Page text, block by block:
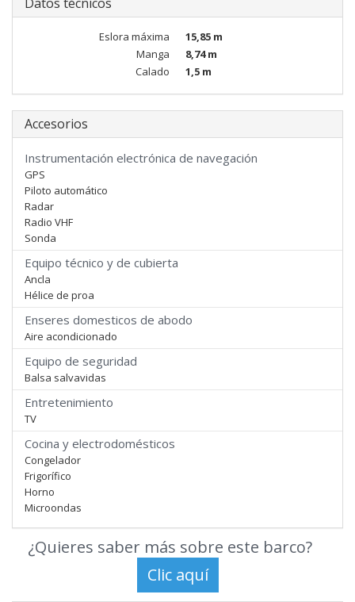
Eslora máxima
15,85 m
Manga
8,74 m
Calado
1,5 m
Accesorios
Instrumentación electrónica de navegación
GPS
Piloto automático
Radar
Radio VHF
Sonda
Equipo técnico y de cubierta
Ancla
Hélice de proa
Enseres domesticos de abodo
Aire acondicionado
Equipo de seguridad
Balsa salvavidas
Entretenimiento
TV
Cocina y electrodomésticos
Congelador
Frigorífico
Horno
Microondas
¿Quieres saber más sobre este barco?